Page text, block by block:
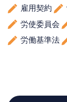
雇用契約
労使委員会
労働基準法